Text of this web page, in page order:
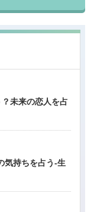
未来の恋人を占
気持ちを占う-生